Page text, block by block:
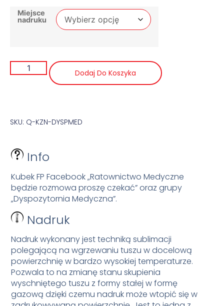
Miejsce
nadruku
Dodaj Do Koszyka
SKU: Q-KZN-DYSPMED
Info
Kubek FP Facebook „Ratownictwo Medyczne
będzie rozmowa proszę czekać” oraz grupy
„Dyspozytornia Medyczna”.
Nadruk
Nadruk wykonany jest techniką sublimacji
polegającą na wgrzewaniu tuszu w docelową
powierzchnię w bardzo wysokiej temperaturze.
Pozwala to na zmianę stanu skupienia
wyschniętego tuszu z formy stałej w formę
gazową dzięki czemu nadruk może wtopić się w